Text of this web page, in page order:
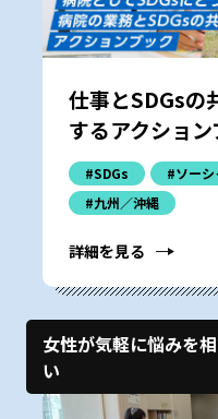
仕事とSDGsの
するアクション
#SDGs
#ソー
#九州／沖縄
詳細を見る
女性が気軽に悩みを
い